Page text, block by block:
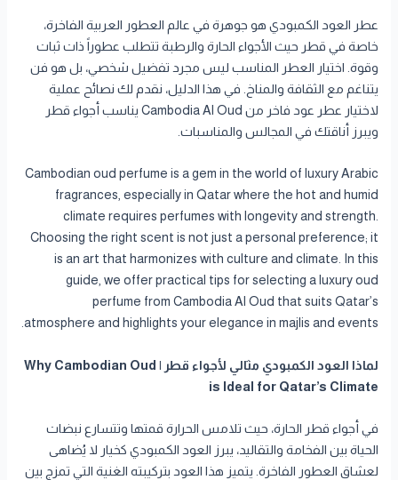
عطر العود الكمبودي هو جوهرة في عالم العطور العربية الفاخرة،
خاصة في قطر حيث الأجواء الحارة والرطبة تتطلب عطوراً ذات ثبات
وقوة. اختيار العطر المناسب ليس مجرد تفضيل شخصي، بل هو فن
يتناغم مع الثقافة والمناخ. في هذا الدليل، نقدم لك نصائح عملية
لاختيار عطر عود فاخر من Cambodia Al Oud يناسب أجواء قطر
ويبرز أناقتك في المجالس والمناسبات.
Cambodian oud perfume is a gem in the world of luxury Arabic
fragrances, especially in Qatar where the hot and humid
climate requires perfumes with longevity and strength.
Choosing the right scent is not just a personal preference; it
is an art that harmonizes with culture and climate. In this
guide, we offer practical tips for selecting a luxury oud
perfume from Cambodia Al Oud that suits Qatar’s
atmosphere and highlights your elegance in majlis and events.
لماذا العود الكمبودي مثالي لأجواء قطر | Why Cambodian Oud
is Ideal for Qatar’s Climate
في أجواء قطر الحارة، حيث تلامس الحرارة قمتها وتتسارع نبضات
الحياة بين الفخامة والتقاليد، يبرز العود الكمبودي كخيار لا يُضاهى
لعشاق العطور الفاخرة. يتميز هذا العود بتركيبته الغنية التي تمزج بين